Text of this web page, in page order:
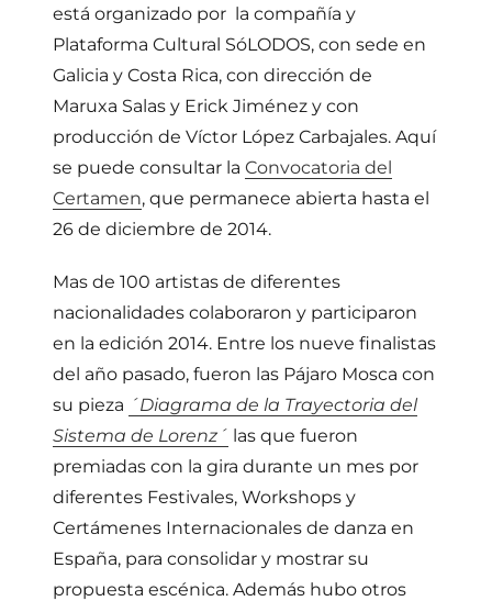
está organizado por la compañía y
Plataforma Cultural SóLODOS, con sede en
Galicia y Costa Rica, con dirección de
Maruxa Salas y Erick Jiménez y con
producción de Víctor López Carbajales. Aquí
se puede consultar la Convocatoria del
Certamen, que permanece abierta hasta el
26 de diciembre de 2014.
Mas de 100 artistas de diferentes
nacionalidades colaboraron y participaron
en la edición 2014. Entre los nueve finalistas
del año pasado, fueron las Pájaro Mosca con
su pieza ´Diagrama de la Trayectoria del
Sistema de Lorenz´ las que fueron
premiadas con la gira durante un mes por
diferentes Festivales, Workshops y
Certámenes Internacionales de danza en
España, para consolidar y mostrar su
propuesta escénica. Además hubo otros